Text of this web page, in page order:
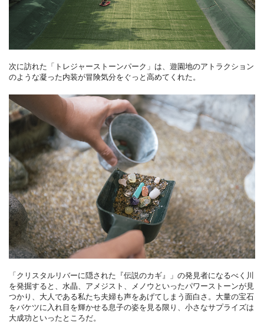
次に訪れた「トレジャーストーンパーク」は、遊園地のアトラクション
のような凝った内装が冒険気分をぐっと高めてくれた。
「クリスタルリバーに隠された『伝説のカギ』」の発見者になるべく川
を発掘すると、水晶、アメジスト、メノウといったパワーストーンが見
つかり、大人である私たち夫婦も声をあげてしまう面白さ。大量の宝石
をバケツに入れ目を輝かせる息子の姿を見る限り、小さなサプライズは
大成功といったところだ。